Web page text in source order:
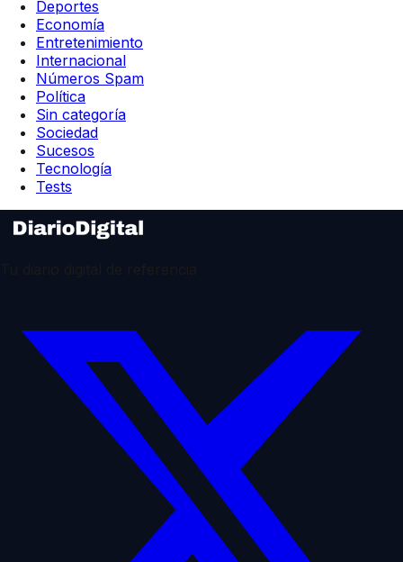
Deportes
Economía
Entretenimiento
Internacional
Números Spam
Política
Sin categoría
Sociedad
Sucesos
Tecnología
Tests